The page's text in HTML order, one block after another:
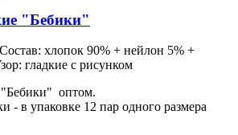
"Бебики"
хлопок 90% + нейлон 5% +
гладкие с рисунком
"Бебики" оптом.
- в упаковке 12 пар одного размера